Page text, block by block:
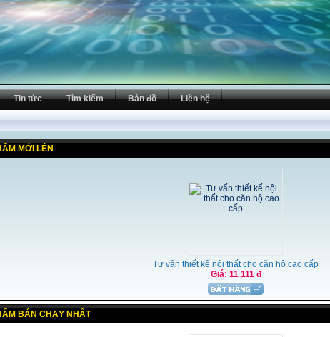
Tin tức Tìm kiếm Bản đồ Liên hệ
MỚI LÊN
Tư vấn thiết kế nội thất cho căn hộ cao cấp
Giá: 11 111 đ
BÁN CHẠY NHẤT